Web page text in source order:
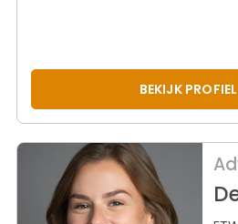
BEKIJK PROFIEL